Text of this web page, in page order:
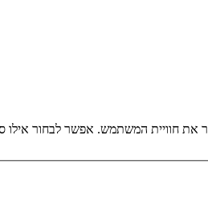
חוויית המשתמש. אפשר לבחור אילו